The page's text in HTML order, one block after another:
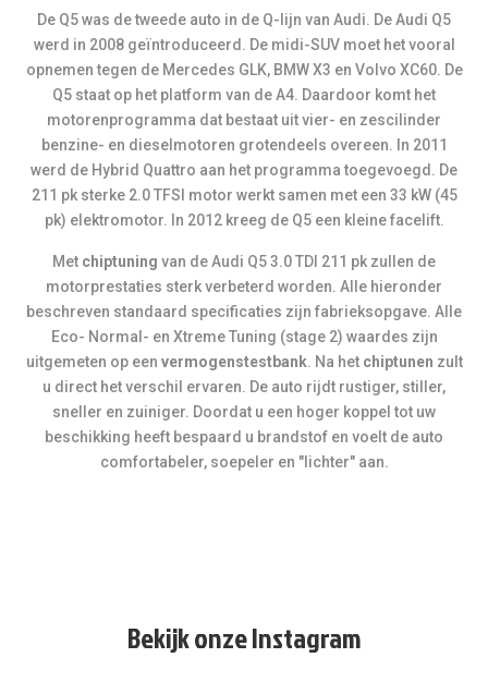
De Q5 was de tweede auto in de Q-lijn van Audi. De Audi Q5
werd in 2008 geïntroduceerd. De midi-SUV moet het vooral
opnemen tegen de Mercedes GLK, BMW X3 en Volvo XC60. De
Q5 staat op het platform van de A4. Daardoor komt het
motorenprogramma dat bestaat uit vier- en zescilinder
benzine- en dieselmotoren grotendeels overeen. In 2011
werd de Hybrid Quattro aan het programma toegevoegd. De
211 pk sterke 2.0 TFSI motor werkt samen met een 33 kW (45
pk) elektromotor. In 2012 kreeg de Q5 een kleine facelift.
Met chiptuning van de Audi Q5 3.0 TDI 211 pk zullen de
motorprestaties sterk verbeterd worden. Alle hieronder
beschreven standaard specificaties zijn fabrieksopgave. Alle
Eco- Normal- en Xtreme Tuning (stage 2) waardes zijn
uitgemeten op een vermogenstestbank. Na het chiptunen zult
u direct het verschil ervaren. De auto rijdt rustiger, stiller,
sneller en zuiniger. Doordat u een hoger koppel tot uw
beschikking heeft bespaard u brandstof en voelt de auto
comfortabeler, soepeler en "lichter" aan.
Bekijk onze Instagram